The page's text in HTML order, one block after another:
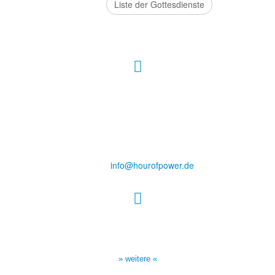
Liste der Gottesdienste
info@hourofpower.de
» weitere «